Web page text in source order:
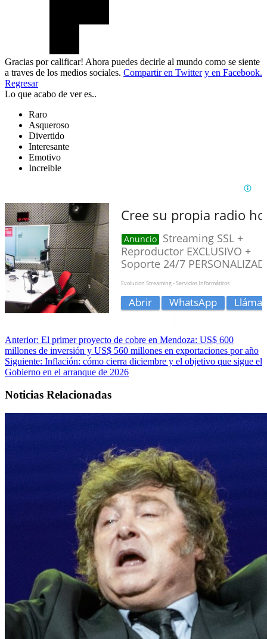
Gracias por calificar! Ahora puedes decirle al mundo como se siente
a traves de los medios sociales. Compartir en Twitter y en Facebook.
Regresar
Lo que acabo de ver es..
Raro
Asqueroso
Divertido
Interesante
Emotivo
Increible
Anterior: El primer proyecto de cobre en Mendoza: US$ 600
millones de inversión y US$ 560 millones en exportaciones por año
Siguiente: Inflación: cómo cierra diciembre y el objetivo que sigue el
Gobierno en el arranque de 2026
Noticias Relacionadas